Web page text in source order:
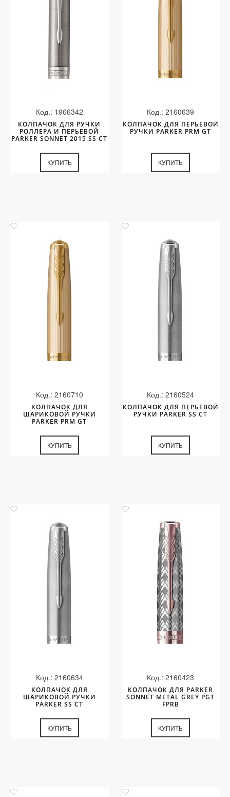
Код.: 1966342
КОЛПАЧОК ДЛЯ РУЧКИ
РОЛЛЕРА И ПЕРЬЕВОЙ
PARKER SONNET 2015 SS CT
КУПИТЬ
Код.: 2160639
КОЛПАЧОК ДЛЯ ПЕРЬЕВОЙ
РУЧКИ PARKER PRM GT
КУПИТЬ
Код.: 2160710
КОЛПАЧОК ДЛЯ
ШАРИКОВОЙ РУЧКИ
PARKER PRM GT
КУПИТЬ
Код.: 2160524
КОЛПАЧОК ДЛЯ ПЕРЬЕВОЙ
РУЧКИ PARKER SS CT
КУПИТЬ
Код.: 2160634
КОЛПАЧОК ДЛЯ
ШАРИКОВОЙ РУЧКИ
PARKER SS CT
КУПИТЬ
Код.: 2160423
КОЛПАЧОК ДЛЯ PARKER
SONNET METAL GREY PGT
FPRB
КУПИТЬ